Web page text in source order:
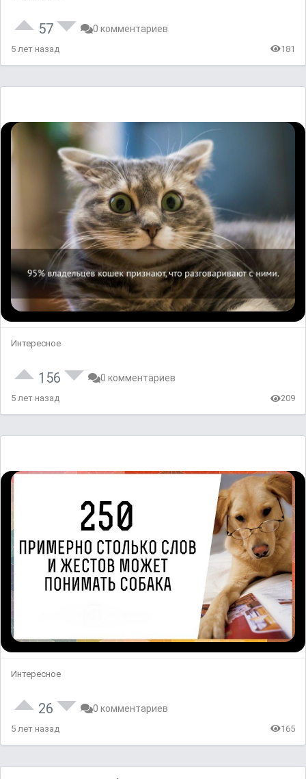
57 0 комментариев
5 лет назад 181
Интересное
156 0 комментариев
5 лет назад 209
Интересное
26 0 комментариев
5 лет назад 165